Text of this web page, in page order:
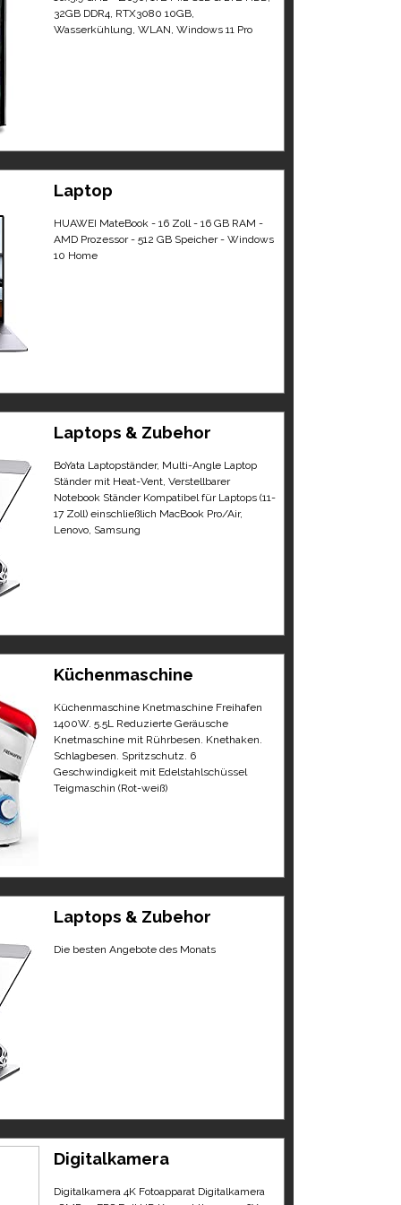
32GB DDR4, RTX3080 10GB,
Wasserkühlung, WLAN, Windows 11 Pro
Laptop
HUAWEI MateBook - 16 Zoll - 16 GB RAM -
AMD Prozessor - 512 GB Speicher - Windows
10 Home
Laptops & Zubehor
BoYata Laptopständer, Multi-Angle Laptop
Ständer mit Heat-Vent, Verstellbarer
Notebook Ständer Kompatibel für Laptops (11-
17 Zoll) einschließlich MacBook Pro/Air,
Lenovo, Samsung
Küchenmaschine
Küchenmaschine Knetmaschine Freihafen
1400W. 5.5L Reduzierte Geräusche
Knetmaschine mit Rührbesen. Knethaken.
Schlagbesen. Spritzschutz. 6
Geschwindigkeit mit Edelstahlschüssel
Teigmaschin (Rot-weiß)
Laptops & Zubehor
Die besten Angebote des Monats
Digitalkamera
Digitalkamera 4K Fotoapparat Digitalkamera